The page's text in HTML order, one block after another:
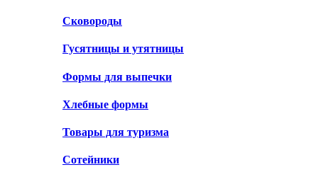
Сковороды
Гусятницы и утятницы
Формы для выпечки
Хлебные формы
Товары для туризма
Сотейники